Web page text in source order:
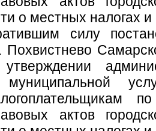
о местных налогах и
силу
Похвистнево
муниципальной
актов